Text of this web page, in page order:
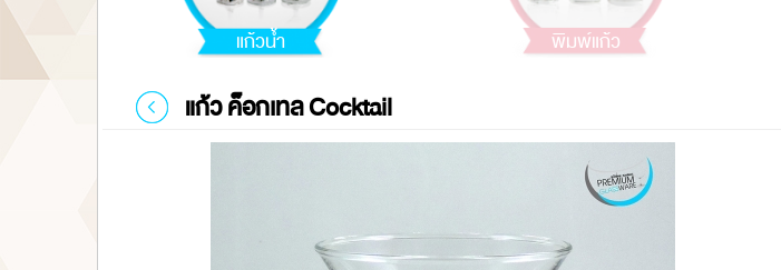
แก้วน้ำ พิมพ์แก้ว
แก้ว ค็อกเทล Cocktail